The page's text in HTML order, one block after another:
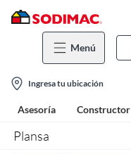
Menú
location-
icon
Ingresa tu ubicación
Asesoría Constructor
Plansa